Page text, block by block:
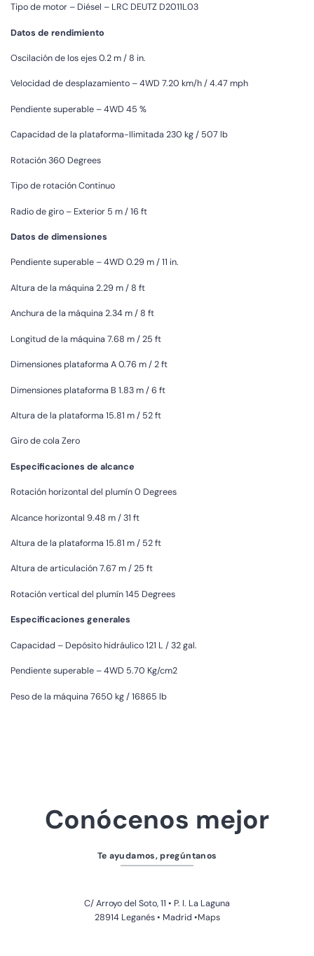
Tipo de motor – Diésel – LRC DEUTZ D2011L03
Datos de rendimiento
Oscilación de los ejes 0.2 m / 8 in.
Velocidad de desplazamiento – 4WD 7.20 km/h / 4.47 mph
Pendiente superable – 4WD 45 %
Capacidad de la plataforma-Ilimitada 230 kg / 507 lb
Rotación 360 Degrees
Tipo de rotación Continuo
Radio de giro – Exterior 5 m / 16 ft
Datos de dimensiones
Pendiente superable – 4WD 0.29 m / 11 in.
Altura de la máquina 2.29 m / 8 ft
Anchura de la máquina 2.34 m / 8 ft
Longitud de la máquina 7.68 m / 25 ft
Dimensiones plataforma A 0.76 m / 2 ft
Dimensiones plataforma B 1.83 m / 6 ft
Altura de la plataforma 15.81 m / 52 ft
Giro de cola Zero
Especificaciones de alcance
Rotación horizontal del plumín 0 Degrees
Alcance horizontal 9.48 m / 31 ft
Altura de la plataforma 15.81 m / 52 ft
Altura de articulación 7.67 m / 25 ft
Rotación vertical del plumín 145 Degrees
Especificaciones generales
Capacidad – Depósito hidráulico 121 L / 32 gal.
Pendiente superable – 4WD 5.70 Kg/cm2
Peso de la máquina 7650 kg / 16865 lb
Conócenos mejor
Te ayudamos, pregúntanos
C/ Arroyo del Soto, 11 • P. I. La Laguna
28914 Leganés • Madrid •Maps